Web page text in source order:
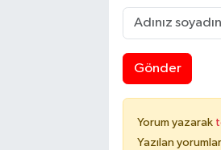
Gönder
Yorum yazarak
Yazılan